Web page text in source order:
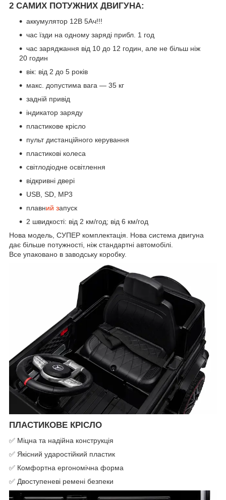
2 САМИХ ПОТУЖНИХ ДВИГУНА:
аккумулятор 12В 5Ач!!!
час їзди на одному заряді прибл. 1 год
час заряджання від 10 до 12 годин, але не більш ніж
20 годин
вік: від 2 до 5 років
макс. допустима вага — 35 кг
задній привід
індикатор заряду
пластикове крісло
пульт дистанційного керування
пластикові колеса
світлодіодне освітлення
відкривні двері
USB, SD, MP3
плавний запуск
2 швидкості: від 2 км/год; від 6 км/год
Нова модель, СУПЕР комплектація. Нова система двигуна
дає більше потужності, ніж стандартні автомобілі.
Все упаковано в заводську коробку.
ПЛАСТИКОВЕ КРІСЛО
✅ Міцна та надійна конструкція
✅ Якісний ударостійкий пластик
✅ Комфортна ергономічна форма
✅ Двоступеневі ремені безпеки